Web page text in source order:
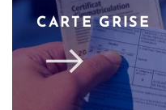
CARTE GRISE